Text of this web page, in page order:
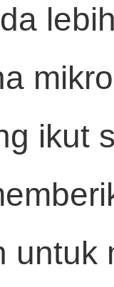
ikut
untuk